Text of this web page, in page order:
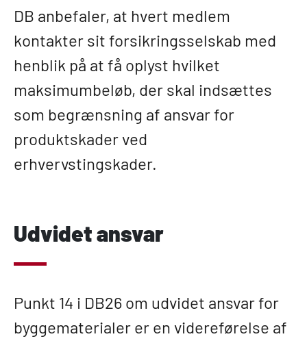
DB anbefaler, at hvert medlem
kontakter sit forsikringsselskab med
henblik på at få oplyst hvilket
maksimumbeløb, der skal indsættes
som begrænsning af ansvar for
produktskader ved
erhvervstingskader.
Udvidet ansvar
Punkt 14 i DB26 om udvidet ansvar for
byggematerialer er en videreførelse af